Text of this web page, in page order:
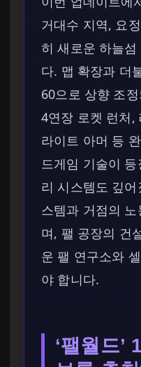
거대수 지역, 요
히 새로운 하늘
다. 맵 확장과 더
60으로 상향 조
4연장 로켓 런처,
라이트 아머 등
드게임 기술이
리 시스템도 깊
스템과 거점의
며, 팰 공장의 건
운 팰 연구소와
야 합니다.
‘팰월드’